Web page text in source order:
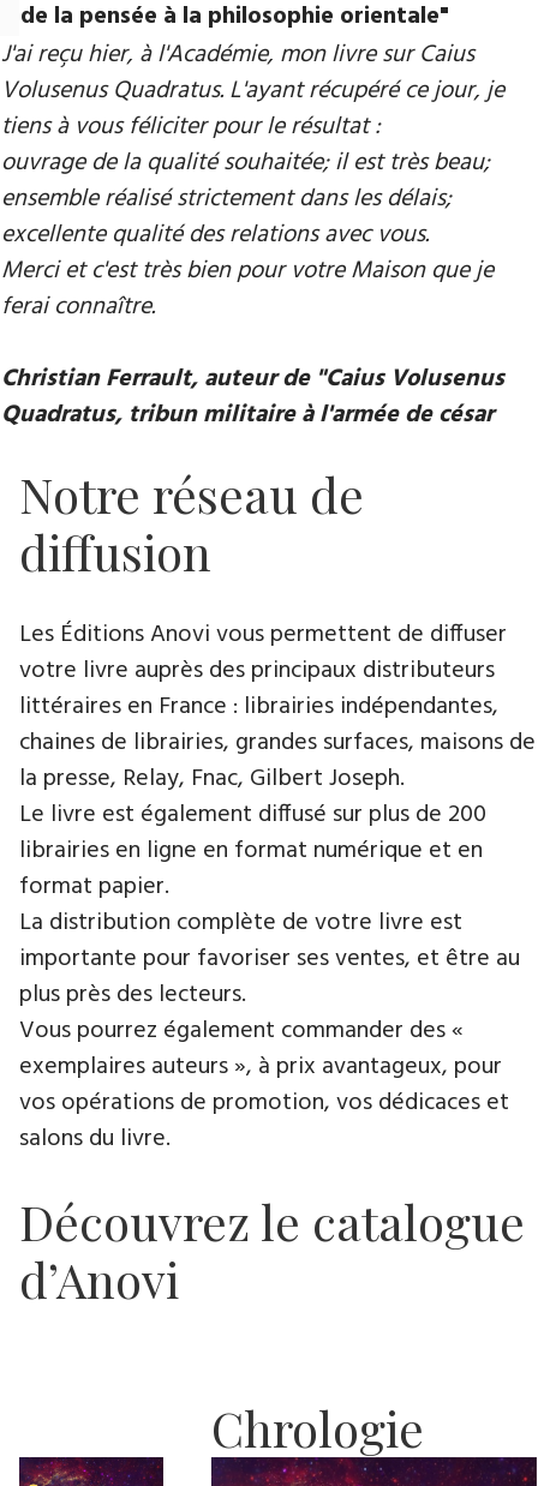
de la pensée à la philosophie orientale"
J'ai reçu hier, à l'Académie, mon livre sur Caius
Volusenus Quadratus. L'ayant récupéré ce jour, je
tiens à vous féliciter pour le résultat :
ouvrage de la qualité souhaitée; il est très beau;
ensemble réalisé strictement dans les délais;
excellente qualité des relations avec vous.
Merci et c'est très bien pour votre Maison que je
ferai connaître.
Christian Ferrault, auteur de "Caius Volusenus
Quadratus, tribun militaire à l'armée de césar
Notre réseau de
diffusion
Les Éditions Anovi vous permettent de diffuser
votre livre auprès des principaux distributeurs
littéraires en France : librairies indépendantes,
chaines de librairies, grandes surfaces, maisons de
la presse, Relay, Fnac, Gilbert Joseph.
Le livre est également diffusé sur plus de 200
librairies en ligne en format numérique et en
format papier.
La distribution complète de votre livre est
importante pour favoriser ses ventes, et être au
plus près des lecteurs.
Vous pourrez également commander des «
exemplaires auteurs », à prix avantageux, pour
vos opérations de promotion, vos dédicaces et
salons du livre.
Découvrez le catalogue
d’Anovi
Chrologie